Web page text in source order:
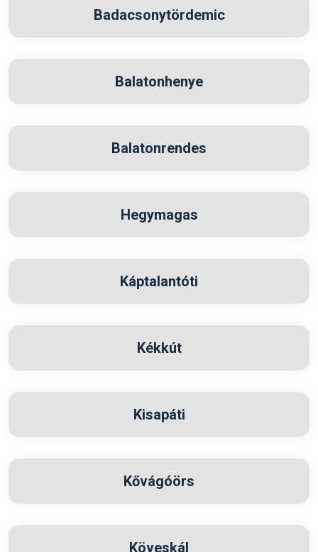
Badacsonytördemic
Balatonhenye
Balatonrendes
Hegymagas
Káptalantóti
Kékkút
Kisapáti
Kővágóörs
Köveskál